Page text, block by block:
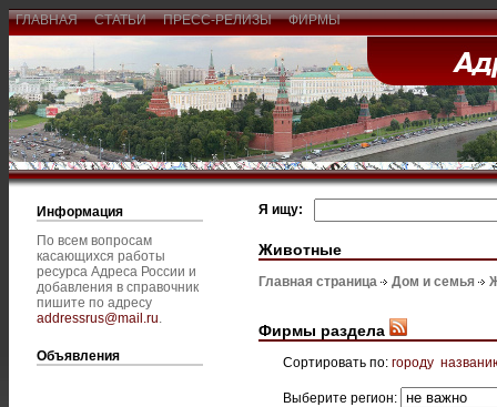
ГЛАВНАЯ СТАТЬИ ПРЕСС-РЕЛИЗЫ ФИРМЫ
Информация
По всем вопросам
касающихся работы
ресурса Адреса России и
добавления в справочник
пишите по адресу
addressrus@mail.ru.
Объявления
Я ищу:
Животные
Главная страница Дом и семья
Фирмы раздела
Сортировать по: городу
Выберите регион: